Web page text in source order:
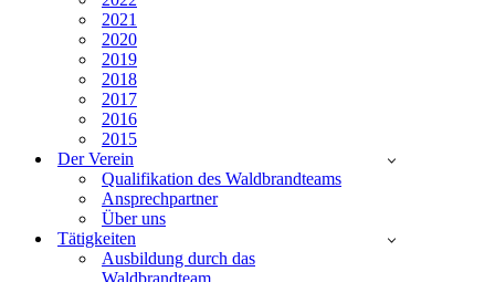
2021
2020
2019
2018
2017
2016
2015
Der Verein
Qualifikation des Waldbrandteams
Ansprechpartner
Über uns
Tätigkeiten
Ausbildung durch das
Waldbrandteam